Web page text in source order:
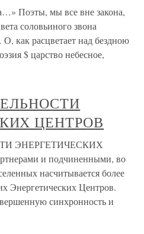
Поэты, мы все вне закона,
соловьиного звона
как расцветает над бездною
$ царство небесное,
ЦЕНТРОВ
ЭНЕРГЕТИЧЕСКИХ
и подчиненными, во
насчитывается более
Энергетических Центров.
синхронность и